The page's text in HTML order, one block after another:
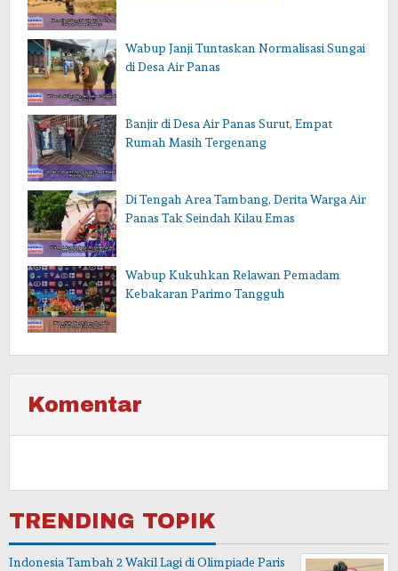
Wabup Janji Tuntaskan Normalisasi Sungai
di Desa Air Panas
Banjir di Desa Air Panas Surut, Empat
Rumah Masih Tergenang
Di Tengah Area Tambang, Derita Warga Air
Panas Tak Seindah Kilau Emas
Wabup Kukuhkan Relawan Pemadam
Kebakaran Parimo Tangguh
Komentar
TRENDING TOPIK
Indonesia Tambah 2 Wakil Lagi di Olimpiade Paris